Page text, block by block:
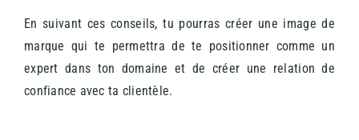
En suivant ces conseils, tu pourras créer une image de
marque qui te permettra de te positionner comme un
expert dans ton domaine et de créer une relation de
confiance avec ta clientèle.